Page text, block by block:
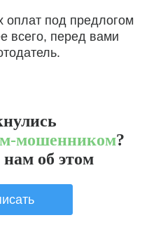
оплат под предлогом
всего, перед вами
мошенником?
об этом